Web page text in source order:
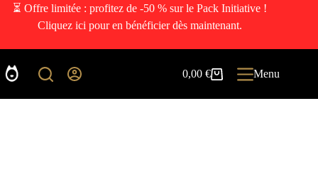
⏳ Offre limitée : profitez de -50 % sur le Pack Initiative !
Cliquez ici pour en bénéficier dès maintenant.
0,00€ Menu